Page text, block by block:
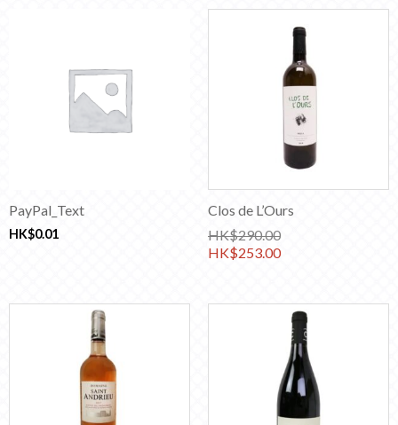
PayPal_Text
HK$0.01
Clos de L’Ours
HK$290.00
HK$253.00